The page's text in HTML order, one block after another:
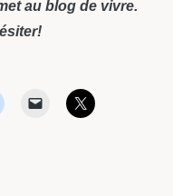
au blog de vivre.